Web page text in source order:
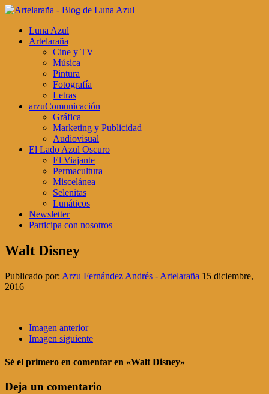
Luna Azul
Artelaraña
Cine y TV
Música
Pintura
Fotografía
Letras
arzuComunicación
Gráfica
Marketing y Publicidad
Audiovisual
El Lado Azul Oscuro
El Viajante
Permacultura
Miscelánea
Selenitas
Lunáticos
Newsletter
Participa con nosotros
Walt Disney
Publicado por: Arzu Fernández Andrés - Artelaraña 15 diciembre,
2016
Imagen anterior
Imagen siguiente
Sé el primero en comentar en «Walt Disney»
Deja un comentario